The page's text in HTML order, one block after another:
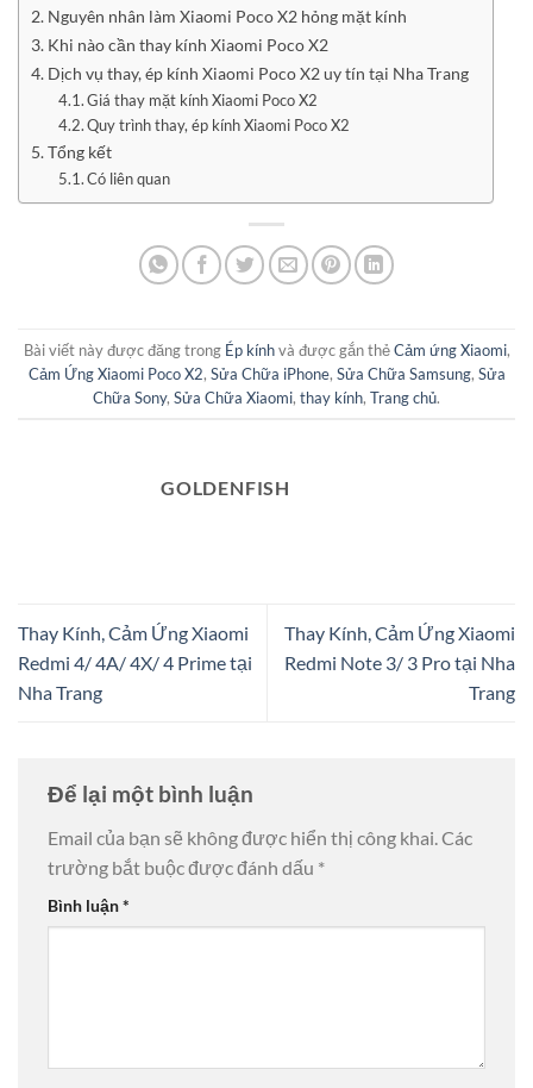
Nguyên nhân làm Xiaomi Poco X2 hỏng mặt kính
Khi nào cần thay kính Xiaomi Poco X2
Dịch vụ thay, ép kính Xiaomi Poco X2 uy tín tại Nha Trang
Giá thay mặt kính Xiaomi Poco X2
Quy trình thay, ép kính Xiaomi Poco X2
Tổng kết
Có liên quan
Bài viết này được đăng trong Ép kínhvà được gắn thẻCảm ứng Xiaomi,
Cảm Ứng Xiaomi Poco X2, Sửa Chữa iPhone, Sửa Chữa Samsung, Sửa
Chữa Sony, Sửa Chữa Xiaomi, thay kính, Trang chủ.
GOLDENFISH
Thay Kính, Cảm Ứng Xiaomi
Redmi 4/ 4A/ 4X/ 4 Prime tại
Nha Trang
Thay Kính, Cảm Ứng Xiaomi
Redmi Note 3/ 3 Pro tại Nha
Trang
Để lại một bình luận
Email của bạn sẽ không được hiển thị công khai.Các
trường bắt buộc được đánh dấu *
Bình luận*